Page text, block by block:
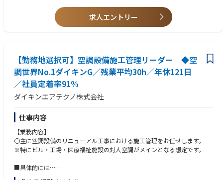
■仕事のやりがい
・水インフラという生活に欠かせないものを通して、その街に住んでいる
育児休業取得実績
女性：100％
男性：87.5％
※いずれも復帰率100％
求人エントリー
【勤務地選択可】空調設備施工管理リーダー ◆空
調世界No.1ダイキンG／残業平均30h／年休121日
／社員定着率91%
ダイキンエアテクノ株式会社
仕事内容
【業務内容】
〇主に空調設備のリニューアル工事における施工管理をお任せします。
※特にビル・工場・医療福祉施設の対人空調がメインとなる想定です。
■具体的には…
・受注した案件に必要な人員や機材、予算について検討